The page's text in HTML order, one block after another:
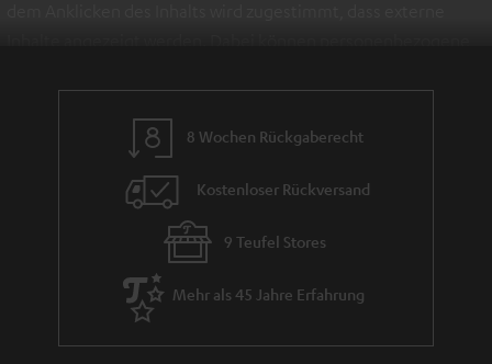
8 Wochen Rückgaberecht
Kostenloser Rückversand
9 Teufel Stores
Mehr als 45 Jahre Erfahrung